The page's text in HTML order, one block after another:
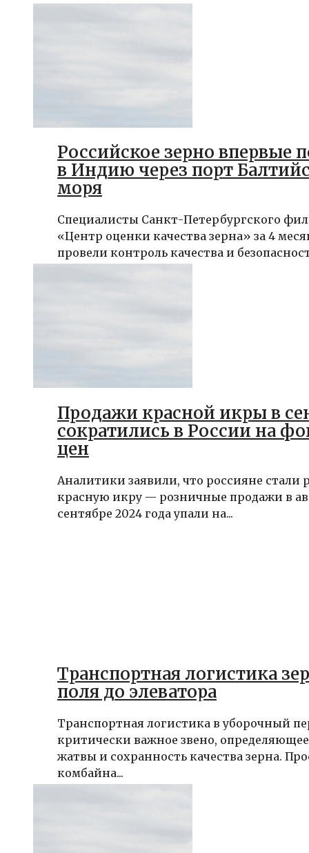
Российское зерно впервые
в Индию через порт
моря
Специалисты Санкт-Петербургского
«Центр оценки качества зерна» за 4
провели контроль качества и
Продажи красной икры в
сократились в России на
цен
Аналитики заявили, что россияне стали
красную икру — розничные продажи в
сентябре 2024 года упали на...
Транспортная логистика
поля до элеватора
Транспортная логистика в уборочный
критически важное звено,
жатвы и сохранность качества зерна.
комбайна...